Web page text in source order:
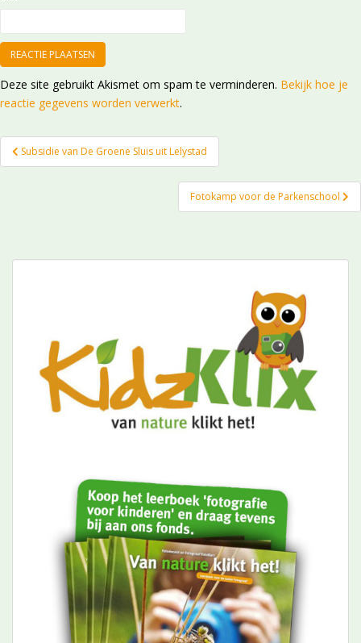
Deze site gebruikt Akismet om spam te verminderen. Bekijk hoe je
reactie gegevens worden verwerkt.
Bericht
navigatie
Subsidie van De Groene Sluis uit Lelystad
Fotokamp voor de Parkenschool